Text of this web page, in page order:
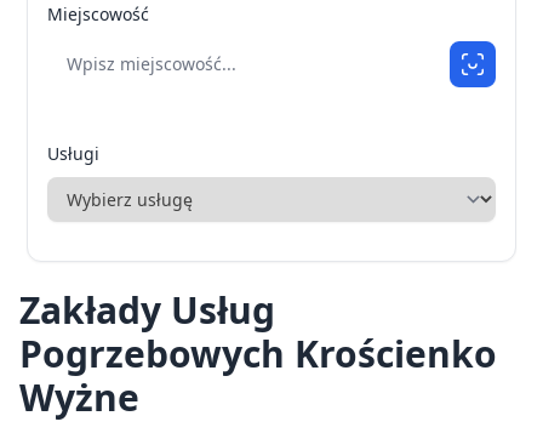
Miejscowość
Usługi
Zakłady Usług
Pogrzebowych Krościenko
Wyżne